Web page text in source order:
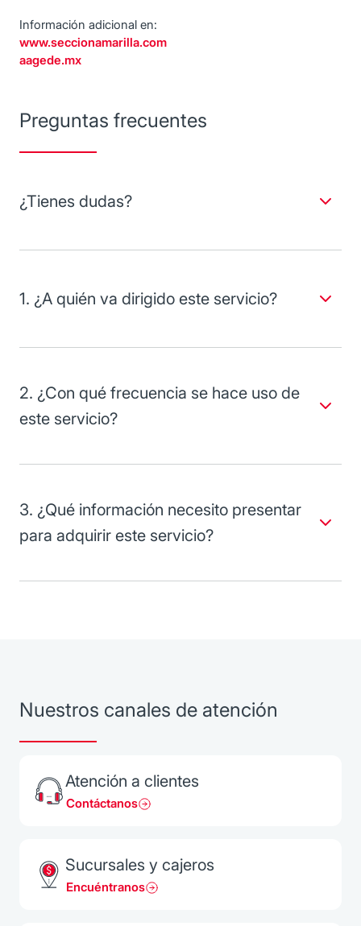
Información adicional en:
www.seccionamarilla.com
aagede.mx
Preguntas frecuentes
¿Tienes dudas?
1. ¿A quién va dirigido este servicio?
2. ¿Con qué frecuencia se hace uso de
este servicio?
3. ¿Qué información necesito presentar
para adquirir este servicio?
Nuestros canales de atención
Atención a clientes
Contáctanos
Sucursales y cajeros
Encuéntranos